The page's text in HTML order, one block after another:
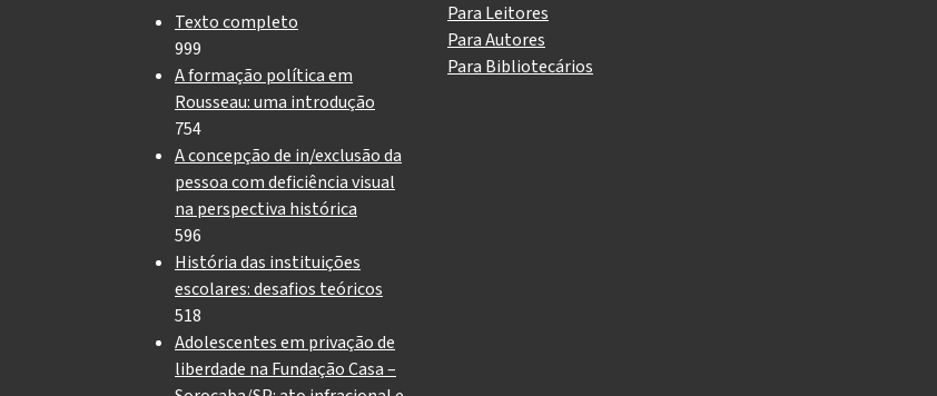
Texto completo
999
A formação política em
Rousseau: uma introdução
754
A concepção de in/exclusão da
pessoa com deficiência visual
na perspectiva histórica
596
História das instituições
escolares: desafios teóricos
518
Adolescentes em privação de
liberdade na Fundação Casa –
Para Leitores
Para Autores
Para Bibliotecários